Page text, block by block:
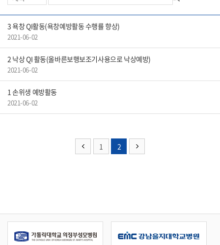
3욕창 QI활동(욕창예방활동 수행률 향상)
2021-06-02
2 낙상 QI 활동(올바른보행보조기사용으로 낙상예방)
2021-06-02
1손위생 예방활동
2021-06-02
1 2